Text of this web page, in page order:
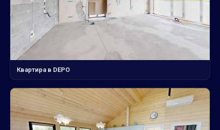
Квартира в DEPO